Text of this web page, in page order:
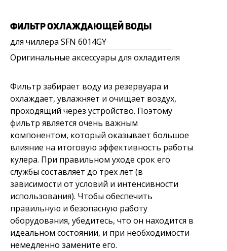
ФИЛЬТР ОХЛАЖДАЮЩЕЙ ВОДЫ
для чиллера SFN 6014GY
Оригинальные аксессуары для охладителя
Фильтр забирает воду из резервуара и
охлаждает, увлажняет и очищает воздух,
проходящий через устройство. Поэтому
фильтр является очень важным
компонентом, который оказывает большое
влияние на итоговую эффективность работы
кулера. При правильном уходе срок его
службы составляет до трех лет (в
зависимости от условий и интенсивности
использования). Чтобы обеспечить
правильную и безопасную работу
оборудования, убедитесь, что он находится в
идеальном состоянии, и при необходимости
немедленно замените его.